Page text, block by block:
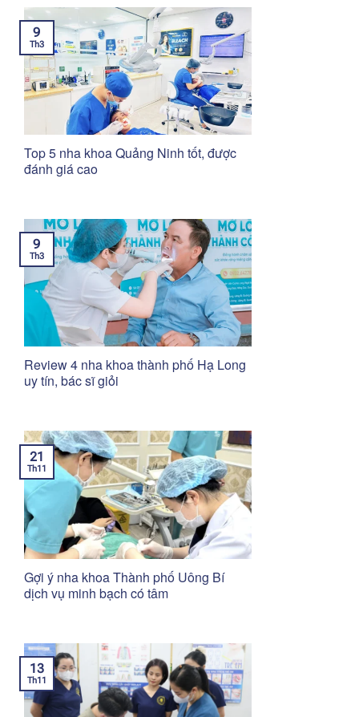
Top 5 nha khoa Quảng Ninh tốt, được
đánh giá cao
9
Th3
Review 4 nha khoa thành phố Hạ Long
uy tín, bác sĩ giỏi
9
Th3
Gợi ý nha khoa Thành phố Uông Bí
dịch vụ minh bạch có tâm
21
Th11
13
Th11